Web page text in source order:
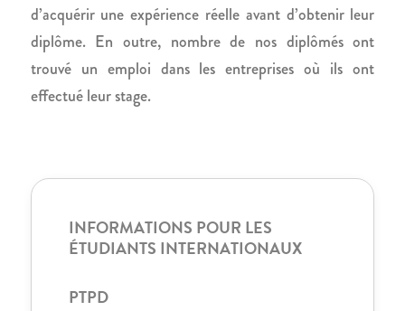
d’acquérir une expérience réelle avant d’obtenir leur
diplôme. En outre, nombre de nos diplômés ont
trouvé un emploi dans les entreprises où ils ont
effectué leur stage.
INFORMATIONS POUR LES
ÉTUDIANTS INTERNATIONAUX
PTPD